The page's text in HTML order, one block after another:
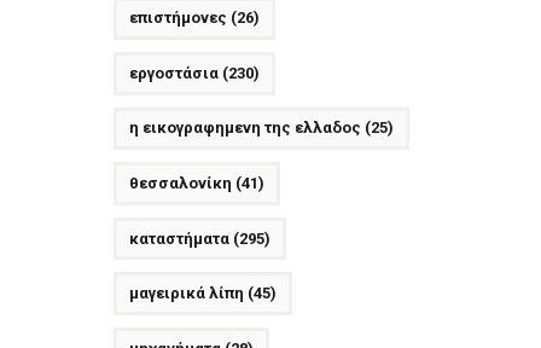
επιστήμονες (26)
εργοστάσια(230)
η εικογραφημενη της ελλαδος (25)
θεσσαλονίκη (41)
καταστήματα(295)
μαγειρικά λίπη (45)